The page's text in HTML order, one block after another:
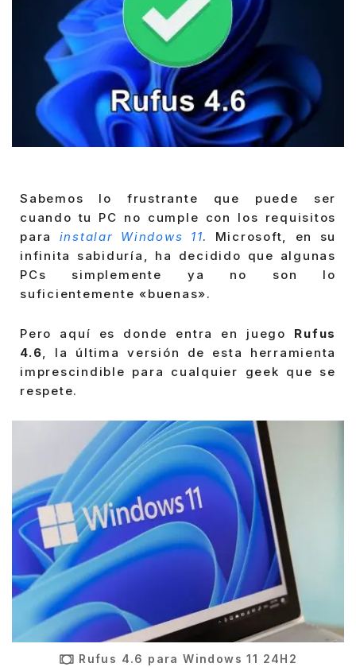
Sabemos lo frustrante que puede ser
cuando tu PC no cumple con los requisitos
para instalar Windows 11. Microsoft, en su
infinita sabiduría, ha decidido que algunas
PCs simplemente ya no son lo
suficientemente «buenas».
Pero aquí es donde entra en juego Rufus
4.6, la última versión de esta herramienta
imprescindible para cualquier geek que se
respete.
Rufus 4.6 para Windows 11 24H2